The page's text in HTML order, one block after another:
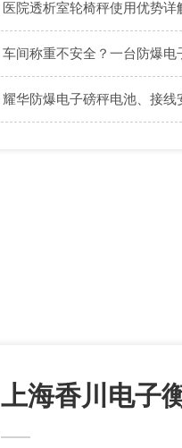
医院透析室轮椅秤使用优势详
车间称重不安全？一台防爆电
耀华防爆电子磅秤电池、接线
上海香川电子